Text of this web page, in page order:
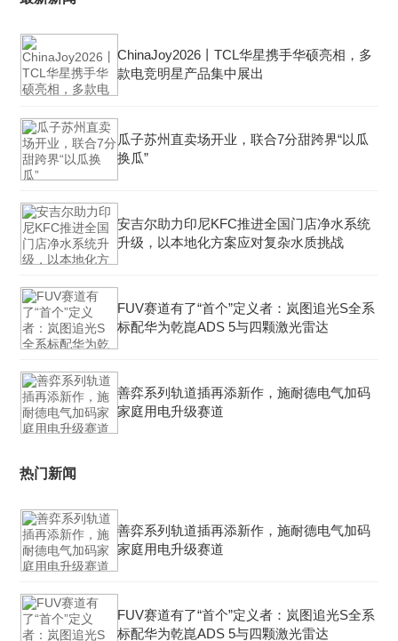
ChinaJoy2026丨TCL华星携手华硕亮相，多
款电竞明星产品集中展出
瓜子苏州直卖场开业，联合7分甜跨界“以瓜
换瓜”
安吉尔助力印尼KFC推进全国门店净水系统
升级，以本地化方案应对复杂水质挑战
FUV赛道有了“首个”定义者：岚图追光S全系
标配华为乾崑ADS 5与四颗激光雷达
善弈系列轨道插再添新作，施耐德电气加码
家庭用电升级赛道
热门新闻
善弈系列轨道插再添新作，施耐德电气加码
家庭用电升级赛道
FUV赛道有了“首个”定义者：岚图追光S全系
标配华为乾崑ADS 5与四颗激光雷达